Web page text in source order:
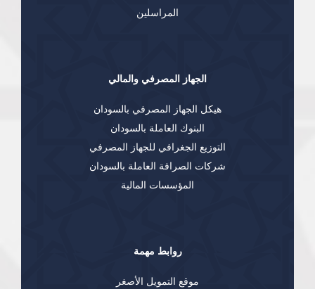
المراسلين
الجهاز المصرفي والمالي
هيكل الجهاز المصرفي بالسودان
البنوك العاملة بالسودان
التوزيع الجغرافي للجهاز المصرفي
شركات الصرافة العاملة بالسودان
المؤسسات المالية
روابط مهمة
موقع التمويل الأصغر